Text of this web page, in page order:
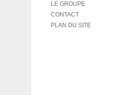
LE GROUPE
CONTACT
PLAN DU SITE